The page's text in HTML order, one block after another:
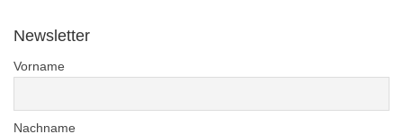
Newsletter
Vorname
Nachname